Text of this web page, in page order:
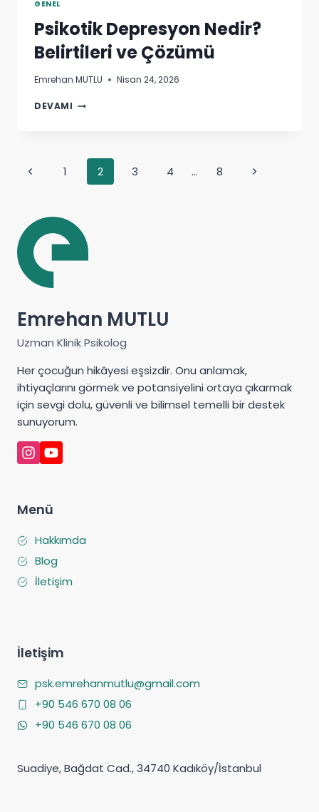
GENEL
Psikotik Depresyon Nedir?
Belirtileri ve Çözümü
Emrehan MUTLU Nisan 24, 2026
DEVAMI PSIKOTIK
ÇÖZÜMÜ
Page
Previous1 2 3 4 … 8
Next
Emrehan MUTLU
Uzman Klinik Psikolog
Her çocuğun hikâyesi eşsizdir. Onu anlamak,
ihtiyaçlarını görmek ve potansiyelini ortaya çıkarmak
için sevgi dolu, güvenli ve bilimsel temelli bir destek
sunuyorum.
Menü
Hakkımda
Blog
İletişim
İletişim
psk.emrehanmutlu@gmail.com
+90 546 670 08 06
+90 546 670 08 06
Suadiye, Bağdat Cad., 34740 Kadıköy/İstanbul